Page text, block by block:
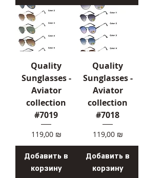
Quality
Sunglasses -
Aviator
collection
#7019
Цена
119,00 ₪
Добавить в
корзину
Quality
Sunglasses -
Aviator
collection
#7018
Цена
119,00 ₪
Добавить в
корзину